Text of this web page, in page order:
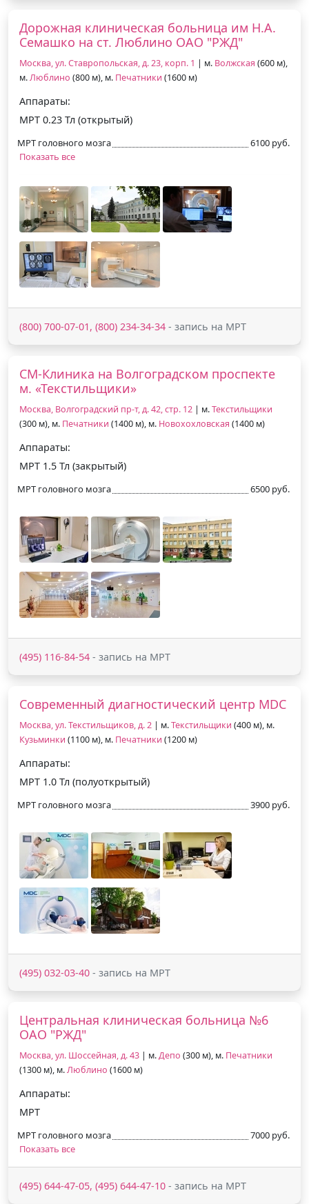
Дорожная клиническая больница им Н.А.
Семашко на ст. Люблино ОАО "РЖД"
Москва, ул. Ставропольская, д. 23, корп. 1 | м. Волжская (600 м),
м.Люблино (800 м), м. Печатники (1600 м)
Аппараты:
МРТ 0.23 Тл (открытый)
МРТ головного мозга
6100 руб.
Показать все
(800) 700-07-01, (800) 234-34-34 - запись на МРТ
СМ-Клиника на Волгоградском проспекте
м. «Текстильщики»
Москва, Волгоградский пр-т, д. 42, стр. 12 | м.Текстильщики
(300 м), м. Печатники (1400 м), м. Новохохловская (1400 м)
Аппараты:
МРТ 1.5 Тл (закрытый)
МРТ головного мозга 6500 руб.
(495) 116-84-54 - запись на МРТ
Современный диагностический центр MDC
Москва, ул. Текстильщиков, д. 2 | м.Текстильщики (400 м), м.
Кузьминки (1100 м), м. Печатники (1200 м)
Аппараты:
МРТ 1.0 Тл (полуоткрытый)
МРТ головного мозга 3900 руб.
(495) 032-03-40 - запись на МРТ
Центральная клиническая больница №6
ОАО "РЖД"
Москва, ул. Шоссейная, д. 43 | м.Депо (300 м), м. Печатники
(1300 м), м.Люблино (1600 м)
Аппараты:
МРТ
МРТ головного мозга
7000 руб.
Показать все
(495) 644-47-05, (495) 644-47-10 - запись на МРТ